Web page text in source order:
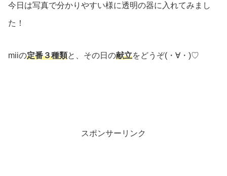
今日は写真で分かりやすい様に透明の器に入れてみまし
た！
miiの定番３種類と、その日の献立をどうぞ(・∀・)♡
スポンサーリンク